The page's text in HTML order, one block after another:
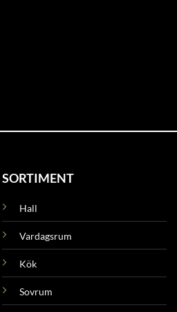
SORTIMENT
Hall
Vardagsrum
Kök
Sovrum